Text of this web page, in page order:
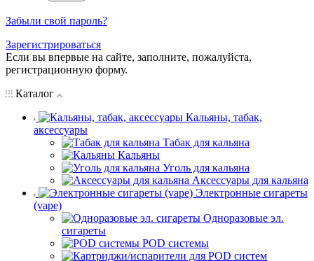
Забыли свой пароль?
Зарегистрироваться
Если вы впервые на сайте, заполните, пожалуйста,
регистрационную форму.
Каталог
Кальяны, табак,
аксессуары
Табак для кальяна
Кальяны
Уголь для кальяна
Аксессуары для кальяна
Электронные сигареты
(vape)
Одноразовые эл.
сигареты
POD системы